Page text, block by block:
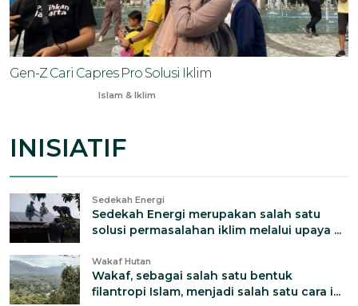
Gen-Z Cari Capres Pro Solusi Iklim
Islam & Iklim
INISIATIF
Sedekah Energi
Sedekah Energi merupakan salah satu
solusi permasalahan iklim melalui upaya ...
Wakaf Hutan
Wakaf, sebagai salah satu bentuk
filantropi Islam, menjadi salah satu cara i...